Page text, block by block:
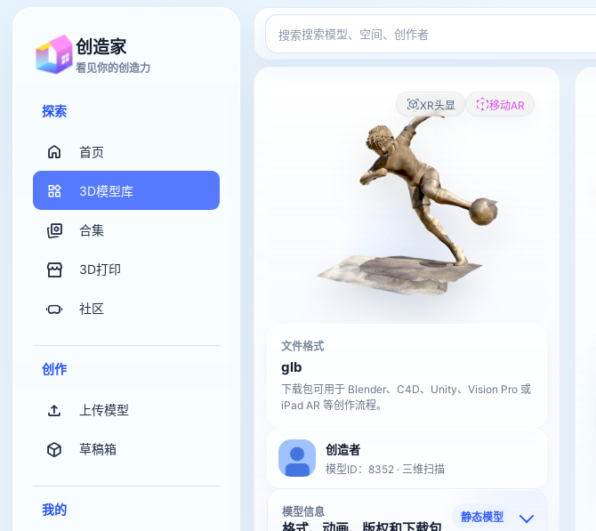
创造家
看见你的创造力
探索
首页
3D模型库
合集
3D打印
社区
创作
上传模型
草稿箱
我的
搜索
XR头显 移动AR
文件格式
glb
下载包可用于 Blender、C4D、Unity、Vision Pro 或
iPad AR 等创作流程。
创造者
模型ID：8352 · 三维扫描
模型信息 静态模型